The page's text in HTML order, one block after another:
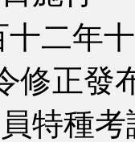
十二年
修正發
特種